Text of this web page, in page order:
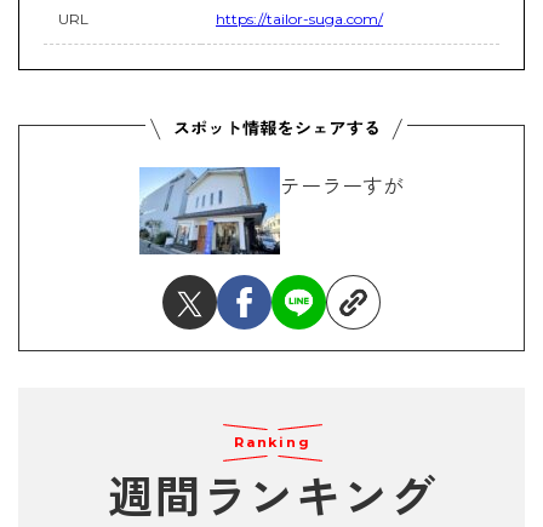
URL https://tailor-suga.com/
テーラーすが
Ranking
週間ランキング